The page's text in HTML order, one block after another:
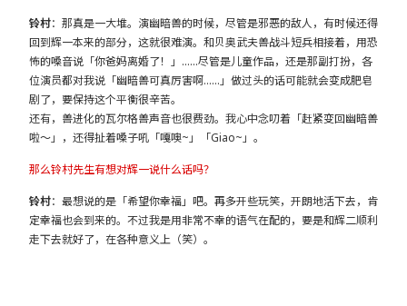
铃村：那真是一大堆。演幽暗兽的时候，尽管是邪恶的敌人，有时候还得
回到辉一本来的部分，这就很难演。和贝奥武夫兽战斗短兵相接着，用恐
怖的嗓音说「你爸妈离婚了！」……尽管是儿童作品，还是那副打扮，各
位演员都对我说「幽暗兽可真厉害啊……」做过头的话可能就会变成肥皂
剧了，要保持这个平衡很辛苦。
还有，兽进化的瓦尔格兽声音也很费劲。我心中念叨着「赶紧变回幽暗兽
啦～」，还得扯着嗓子吼「嘎噢~」「Giao~」。
那么铃村先生有想对辉一说什么话吗？
铃村：最想说的是「希望你幸福」吧。再多开些玩笑，开朗地活下去，肯
定幸福也会到来的。不过我是用非常不幸的语气在配的，要是和辉二顺利
走下去就好了，在各种意义上（笑）。